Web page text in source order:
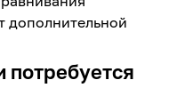
дополнительной
потребуется